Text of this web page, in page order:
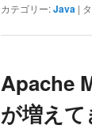
カテゴリー:Java |
Apache
が増えて